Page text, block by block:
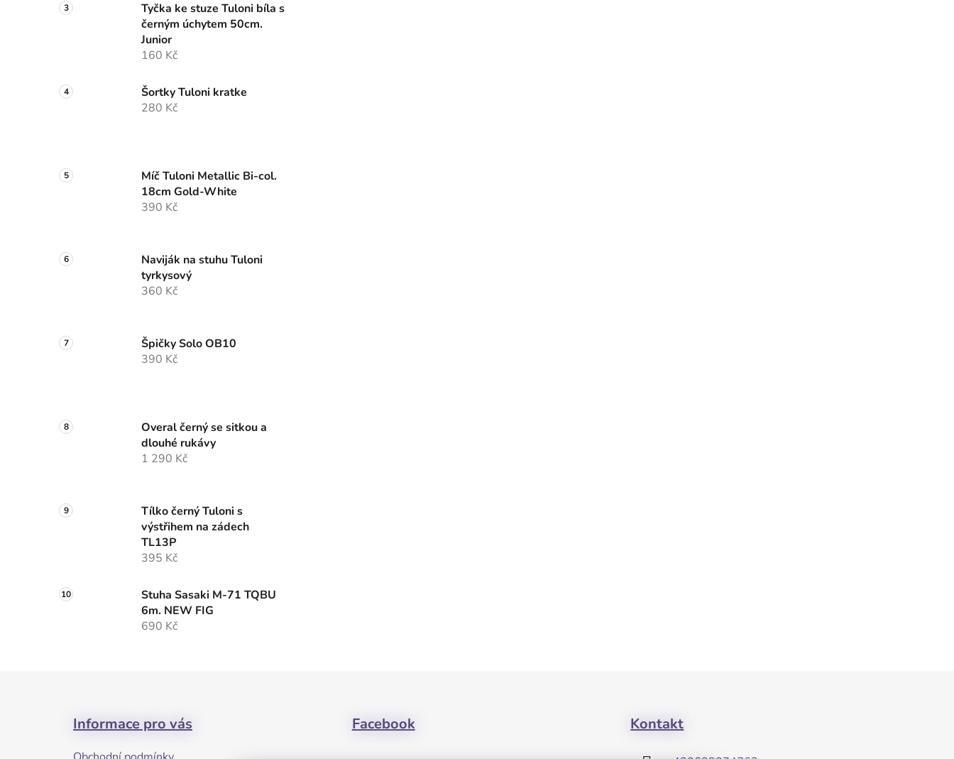
Tyčka ke stuze Tuloni bíla s
černým úchytem 50cm.
Junior
160 Kč
Šortky Tuloni kratke
280 Kč
Míč Tuloni Metallic Bi-col.
18cm Gold-White
390 Kč
Naviják na stuhu Tuloni
tyrkysový
360 Kč
Špičky Solo OB10
390 Kč
Overal černý se sitkou a
dlouhé rukávy
1 290 Kč
Tílko černý Tuloni s
výstřihem na zádech
TL13P
395 Kč
Stuha Sasaki M-71 TQBU
6m. NEW FIG
690 Kč
Informace pro vás Facebook Kontakt